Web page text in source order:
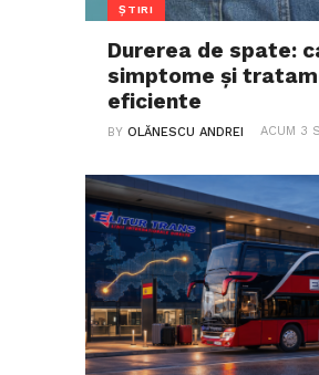
ȘTIRI
Durerea de spate:
simptome și
eficiente
BYOLĂNESCU ANDREI ACUM 3